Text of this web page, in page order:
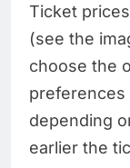
Ticket
(see the
choose the
preferences
depending
earlier the